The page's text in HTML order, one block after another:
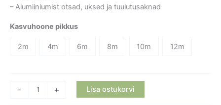
– Alumiiniumist otsad, uksed ja tuulutusaknad
Kasvuhoone pikkus
2m 4m 6m 8m 10m 12m
-
Polükarbonaadist
+ Lisa ostukorvi